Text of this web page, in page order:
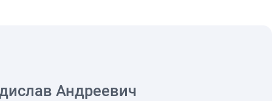
Андреевич